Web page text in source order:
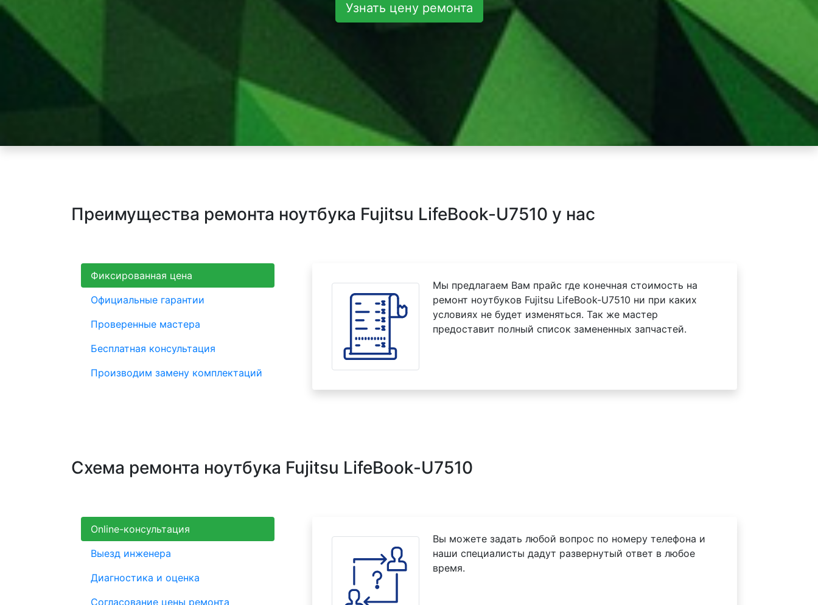
Узнать цену ремонта
Преимущества ремонта ноутбука Fujitsu LifeBook-U7510 у нас
Фиксированная цена
Официальные гарантии
Проверенные мастера
Бесплатная консультация
Производим замену комплектаций
Мы предлагаем Вам прайс где конечная стоимость на
ремонт ноутбуков Fujitsu LifeBook-U7510 ни при каких
условиях не будет изменяться. Так же мастер
предоставит полный список замененных запчастей.
Схема ремонта ноутбука Fujitsu LifeBook-U7510
Online-консультация
Выезд инженера
Диагностика и оценка
Согласование цены ремонта
Вы можете задать любой вопрос по номеру телефона и
наши специалисты дадут развернутый ответ в любое
время.